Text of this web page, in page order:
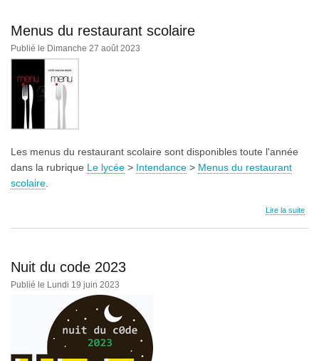
Menus du restaurant scolaire
Publié le Dimanche 27 août 2023
Les menus du restaurant scolaire sont disponibles toute l'année
dans la rubrique Le lycée > Intendance > Menus du restaurant
scolaire.
Lire la suite
Nuit du code 2023
Publié le Lundi 19 juin 2023